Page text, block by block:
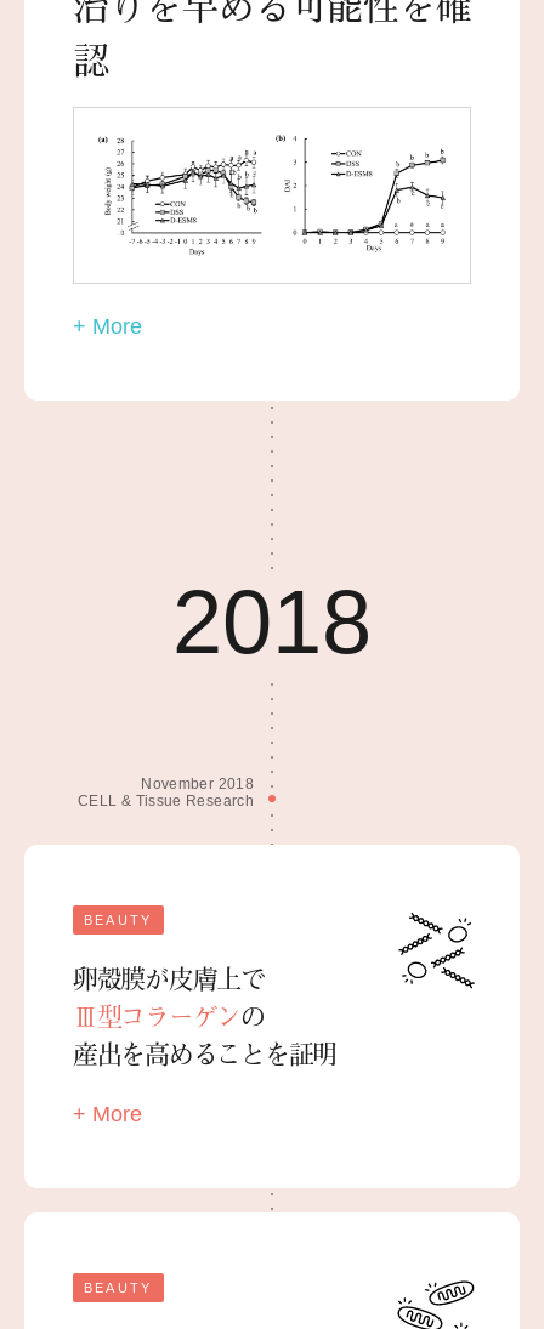
認
+ More
2018
November 2018
CELL & Tissue Research
BEAUTY
卵殻膜が皮膚上で
Ⅲ型コラーゲンの
産出を高めることを証明
+ More
BEAUTY